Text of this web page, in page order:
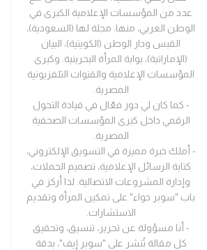
عدد من المؤسسات الإعلامية الكبرى في
الوطن العربي، منها: مجلة لها (السعودية)،
القبس ودار الوطن (الكويتية)، البيان
(الإماراتية)، بوابة المرأة البحرينية. وكبرى
المؤسسات الإعلامية والقنوات التلفزيونية
المصرية.
- كما كان لي دور فعّال في قيادة التحول
الرقمي داخل كبرى المؤسسات الصحفية
المصرية.
- أملك خبرة مميزة في التسويق الإلكتروني،
كتابة الرسائل الإعلامية، تصميم الحملات،
وإدارة المشروعات الاتصالية. لذا أركز في
باب "سوبر حواء" على تمكين المرأة وتقديم
الاستشارات.
- أنا مسؤولة عن تحرير، تنسيق، وتحقيق
كل مقالة تُنشر على "سوبر إيف"، بدقة